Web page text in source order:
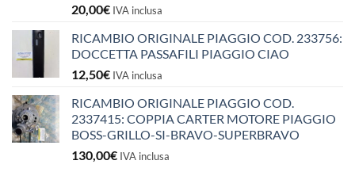
20,00€ IVA inclusa
RICAMBIO ORIGINALE PIAGGIO COD. 233756:
DOCCETTA PASSAFILI PIAGGIO CIAO
12,50€ IVA inclusa
RICAMBIO ORIGINALE PIAGGIO COD.
2337415: COPPIA CARTER MOTORE PIAGGIO
BOSS-GRILLO-SI-BRAVO-SUPERBRAVO
130,00€ IVA inclusa